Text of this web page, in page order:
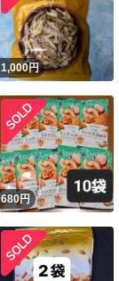
1,000円
680円